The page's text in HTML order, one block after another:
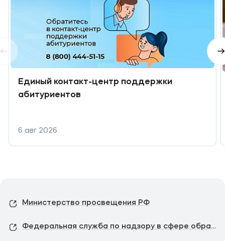
Единый контакт-центр поддержки
абитуриентов
6 авг 2026
Министерство просвещения РФ
Федеральная служба по надзору в сфере образования и науки